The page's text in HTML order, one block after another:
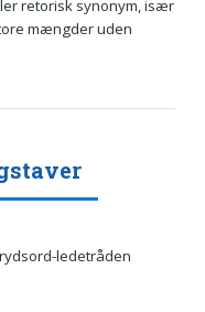
retorisk synonym, især
mængder uden
ledetråden